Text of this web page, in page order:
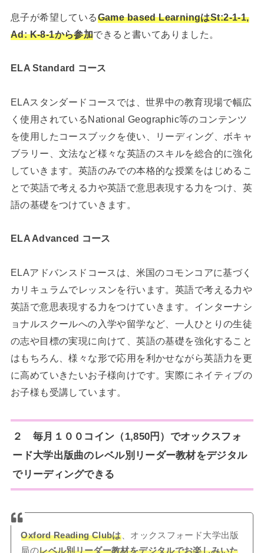
息子が希望しているGame based LearningはSt:2-1-1,
Ad: K-8-1から参加できると書いてありました。
ELA Standard コース
ELAスタンダードコースでは、世界中の教育現場で幅広
く使用されているNational Geographic等のコンテンツ
を使用したコースブックを使い、リーディング、ボキャ
ブラリー、文法など様々な英語のスキルを総合的に強化
していきます。英語のみでの本格的な授業をはじめるこ
とで英語で考える力や英語で意思表現する力をつけ、英
語の基礎をつけていきます。
ELA Advanced コース
ELAアドバンスドコースは、米国のコモンコアに基づく
カリキュラムでレッスンを行います。英語で考える力や
英語で意思表現する力をつけていきます。インターナシ
ョナルスクールへの入学や留学など、一人ひとりの生徒
の志や目標の実現に向けて、英語の基礎を強化すること
はもちろん、様々な形で応用を利かせながら英語力を更
に高めていきたいお子様向けです。実際にネイティブの
お子様も受講しています。
２ 毎月１００コイン（1,850円）でオックスフォ
ード大学出版曲のレベル別リーダー教材をデジタル
でリーディングできる
Oxford Reading Clubは、オックスフォード大学出版
局のレベル別リーダー教材をデジタルでお楽しみいた